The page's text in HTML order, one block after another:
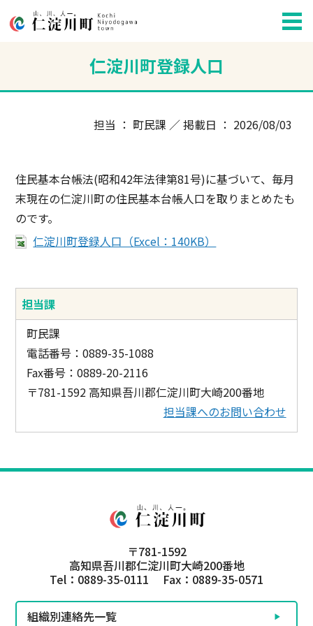
仁淀川町登録人口
担当 ： 町民課 ／ 掲載日 ： 2026/08/03
住民基本台帳法(昭和42年法律第81号)に基づいて、毎月
末現在の仁淀川町の住民基本台帳人口を取りまとめたも
のです。
仁淀川町登録人口（Excel：140KB）
担当課
町民課
電話番号：0889-35-1088
Fax番号：0889-20-2116
〒781-1592 高知県吾川郡仁淀川町大崎200番地
担当課へのお問い合わせ
〒781-1592
高知県吾川郡仁淀川町大崎200番地
Tel：0889-35-0111 Fax：0889-35-0571
組織別連絡先一覧